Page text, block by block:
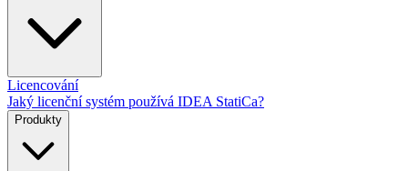
Licencování
Jaký licenční systém používá IDEA StatiCa?
Produkty